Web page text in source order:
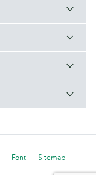
Font
Sitemap